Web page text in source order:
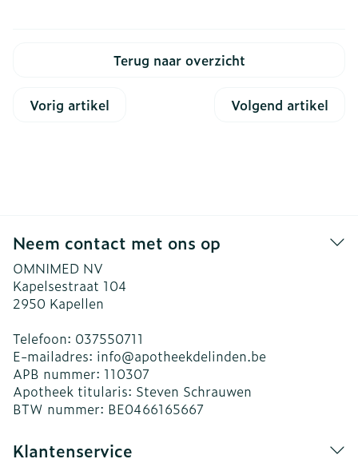
Terug naar overzicht
Vorig artikel Volgend artikel
Neem contact met ons op
OMNIMED NV
Kapelsestraat 104
2950 Kapellen
Telefoon: 037550711
E-mailadres: info@apotheekdelinden.be
APB nummer: 110307
Apotheek titularis: Steven Schrauwen
BTW nummer: BE0466165667
Klantenservice